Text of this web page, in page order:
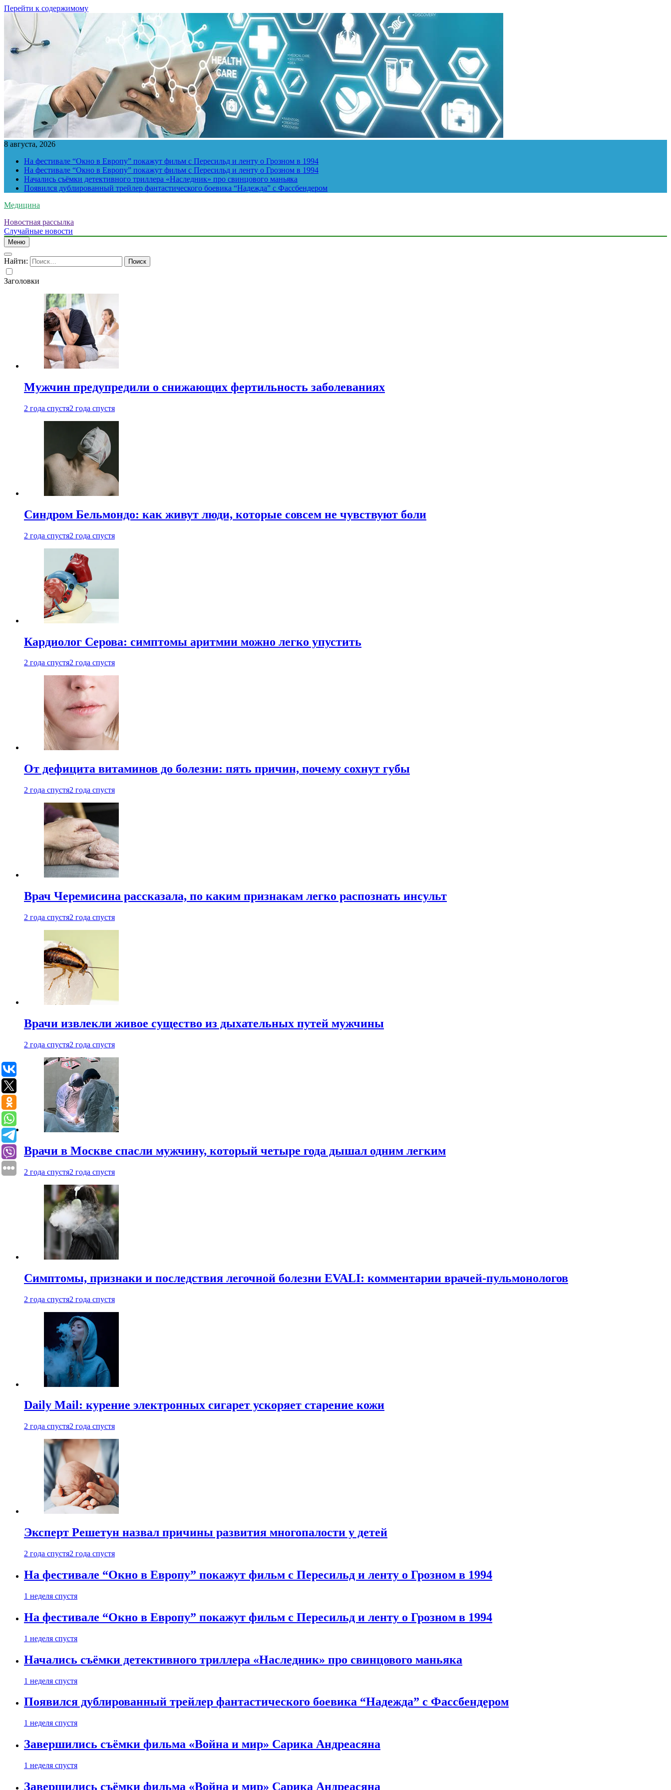
Перейти к содержимому
8 августа, 2026
На фестивале “Окно в Европу” покажут фильм с Пересильд и ленту о Грозном в 1994
На фестивале “Окно в Европу” покажут фильм с Пересильд и ленту о Грозном в 1994
Начались съёмки детективного триллера «Наследник» про свинцового маньяка
Появился дублированный трейлер фантастического боевика “Надежда” с Фассбендером
Медицина
Новостная рассылка
Случайные новости
Меню
Найти:
Заголовки
Мужчин предупредили о снижающих фертильность заболеваниях
2 года спустя2 года спустя
Синдром Бельмондо: как живут люди, которые совсем не чувствуют боли
2 года спустя2 года спустя
Кардиолог Серова: симптомы аритмии можно легко упустить
2 года спустя2 года спустя
От дефицита витаминов до болезни: пять причин, почему сохнут губы
2 года спустя2 года спустя
Врач Черемисина рассказала, по каким признакам легко распознать инсульт
2 года спустя2 года спустя
Врачи извлекли живое существо из дыхательных путей мужчины
2 года спустя2 года спустя
Врачи в Москве спасли мужчину, который четыре года дышал одним легким
2 года спустя2 года спустя
Симптомы, признаки и последствия легочной болезни EVALI: комментарии врачей-пульмонологов
2 года спустя2 года спустя
Daily Mail: курение электронных сигарет ускоряет старение кожи
2 года спустя2 года спустя
Эксперт Решетун назвал причины развития многопалости у детей
2 года спустя2 года спустя
На фестивале “Окно в Европу” покажут фильм с Пересильд и ленту о Грозном в 1994
1 неделя спустя
На фестивале “Окно в Европу” покажут фильм с Пересильд и ленту о Грозном в 1994
1 неделя спустя
Начались съёмки детективного триллера «Наследник» про свинцового маньяка
1 неделя спустя
Появился дублированный трейлер фантастического боевика “Надежда” с Фассбендером
1 неделя спустя
Завершились съёмки фильма «Война и мир» Сарика Андреасяна
1 неделя спустя
Завершились съёмки фильма «Война и мир» Сарика Андреасяна